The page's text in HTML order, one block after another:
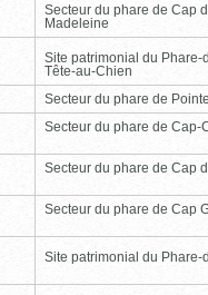
Secteur du phare de Cap
Madeleine
Site patrimonial du Phare-
Tête-au-Chien
Secteur du phare de
Secteur du phare de Cap-
Secteur du phare de Cap
Secteur du phare de Cap
Site patrimonial du Phare-